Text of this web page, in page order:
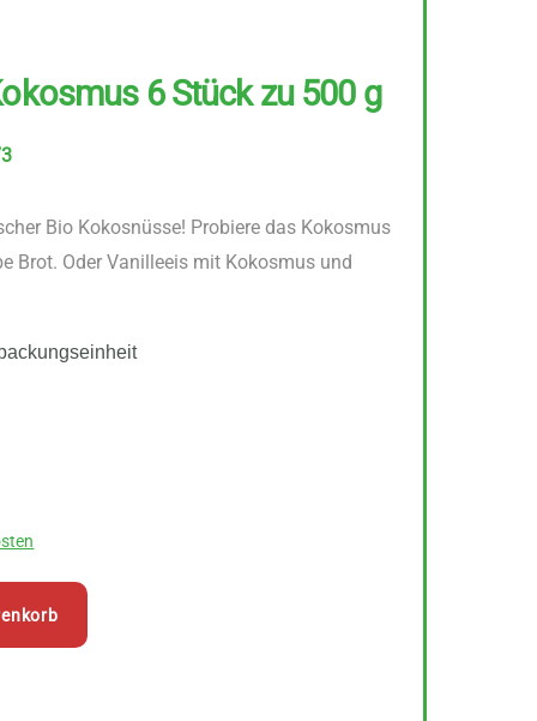
6 Stück zu 500 g
Bio Kokosnüsse! Probiere das Kokosmus
Brot. Oder Vanilleeis mit Kokosmus und